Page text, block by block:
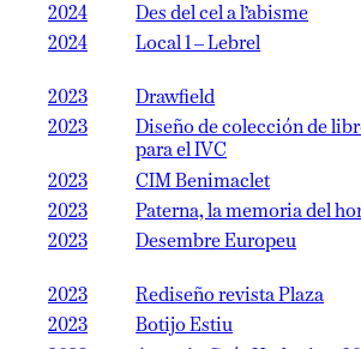
2024
Des del cel a l’abisme
2024
Local 1 – Lebrel
2023
Drawfield
2023
Diseño de colección de
para el IVC
2023 CIM Benimaclet
2023
Paterna, la memoria del
2023
Desembre Europeu
2023
Rediseño revista Plaza
2023
Botijo Estiu